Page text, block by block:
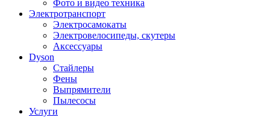
Фото и видео техника
Электротранспорт
Электросамокаты
Электровелосипеды, скутеры
Аксессуары
Dyson
Стайлеры
Фены
Выпрямители
Пылесосы
Услуги